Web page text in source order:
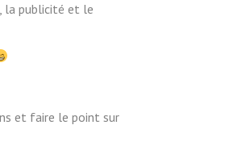
la publicité et le
et faire le point sur